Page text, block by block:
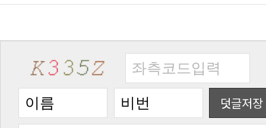
덧글저장